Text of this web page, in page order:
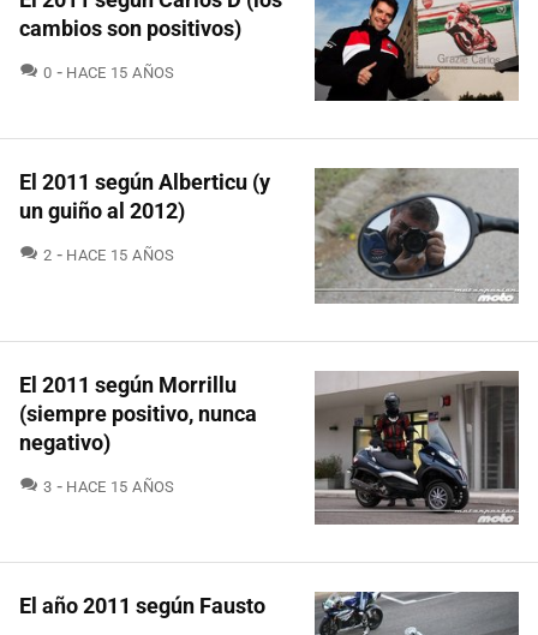
cambios son positivos)
0 COMENTARIOS
HACE 15 AÑOS
El 2011 según Alberticu (y
un guiño al 2012)
2 COMENTARIOS
HACE 15 AÑOS
El 2011 según Morrillu
(siempre positivo, nunca
negativo)
3 COMENTARIOS
HACE 15 AÑOS
El año 2011 según Fausto